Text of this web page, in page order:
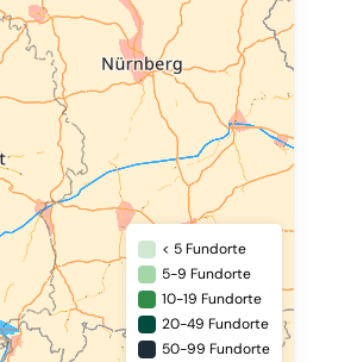
< 5 Fundorte
5-9 Fundorte
10-19 Fundorte
20-49 Fundorte
50-99 Fundorte